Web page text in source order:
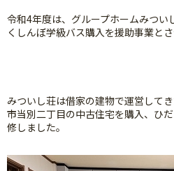
令和4年度は、グループホームみつい
くしんぼ学級バス購入を援助事業と
みついし荘は借家の建物で運営して
市当別二丁目の中古住宅を購入、ひ
修しました。